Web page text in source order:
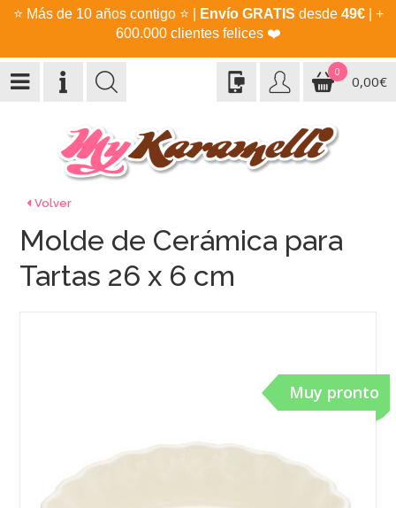
⭐ Más de 10 años contigo ⭐ Envío GRATIS desde 49€| +
600.000 clientes felices ❤️
0
0,00€
Volver
Muy pronto
Molde de Cerámica para
Tartas 26 x 6 cm